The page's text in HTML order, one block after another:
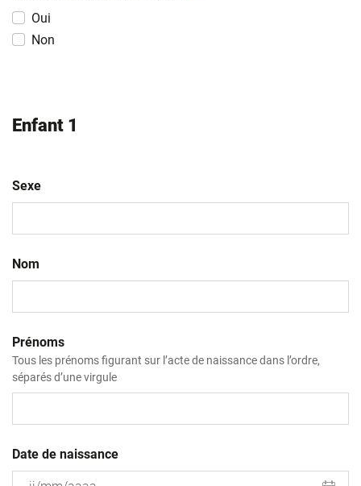
Oui
Non
Enfant 1
Sexe
Nom
Prénoms
Tous les prénoms figurant sur l’acte de naissance dans l’ordre,
séparés d’une virgule
Date de naissance